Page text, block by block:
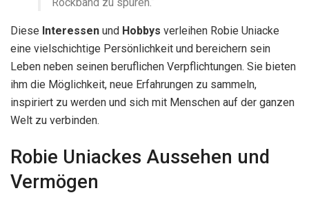
Diese Interessen und Hobbys verleihen Robie Uniacke
eine vielschichtige Persönlichkeit und bereichern sein
Leben neben seinen beruflichen Verpflichtungen. Sie bieten
ihm die Möglichkeit, neue Erfahrungen zu sammeln,
inspiriert zu werden und sich mit Menschen auf der ganzen
Welt zu verbinden.
Robie Uniackes Aussehen und
Vermögen